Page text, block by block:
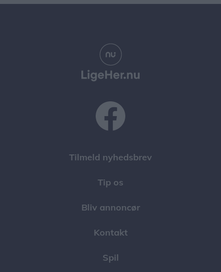
Tilmeld nyhedsbrev
Tip os
Bliv annoncør
Kontakt
Spil